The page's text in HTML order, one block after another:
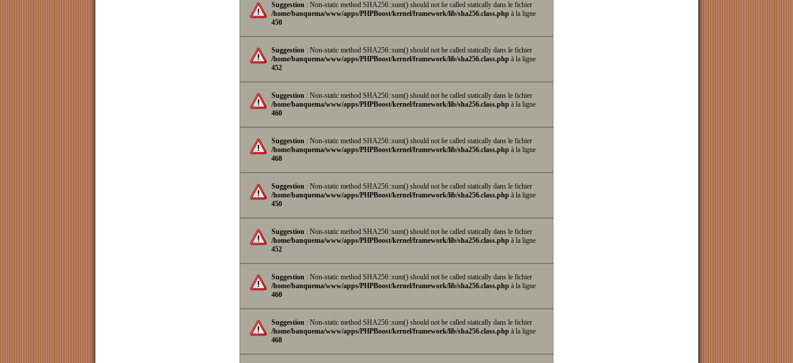
Suggestion : Non-static method SHA256::sum() should not be called statically dans le fichier
/home/banquema/www/apps/PHPBoost/kernel/framework/lib/sha256.class.php à la ligne
450
Suggestion : Non-static method SHA256::sum() should not be called statically dans le fichier
/home/banquema/www/apps/PHPBoost/kernel/framework/lib/sha256.class.php à la ligne
452
Suggestion : Non-static method SHA256::sum() should not be called statically dans le fichier
/home/banquema/www/apps/PHPBoost/kernel/framework/lib/sha256.class.php à la ligne
460
Suggestion : Non-static method SHA256::sum() should not be called statically dans le fichier
/home/banquema/www/apps/PHPBoost/kernel/framework/lib/sha256.class.php à la ligne
468
Suggestion : Non-static method SHA256::sum() should not be called statically dans le fichier
/home/banquema/www/apps/PHPBoost/kernel/framework/lib/sha256.class.php à la ligne
450
Suggestion : Non-static method SHA256::sum() should not be called statically dans le fichier
/home/banquema/www/apps/PHPBoost/kernel/framework/lib/sha256.class.php à la ligne
452
Suggestion : Non-static method SHA256::sum() should not be called statically dans le fichier
/home/banquema/www/apps/PHPBoost/kernel/framework/lib/sha256.class.php à la ligne
460
Suggestion : Non-static method SHA256::sum() should not be called statically dans le fichier
/home/banquema/www/apps/PHPBoost/kernel/framework/lib/sha256.class.php à la ligne
468